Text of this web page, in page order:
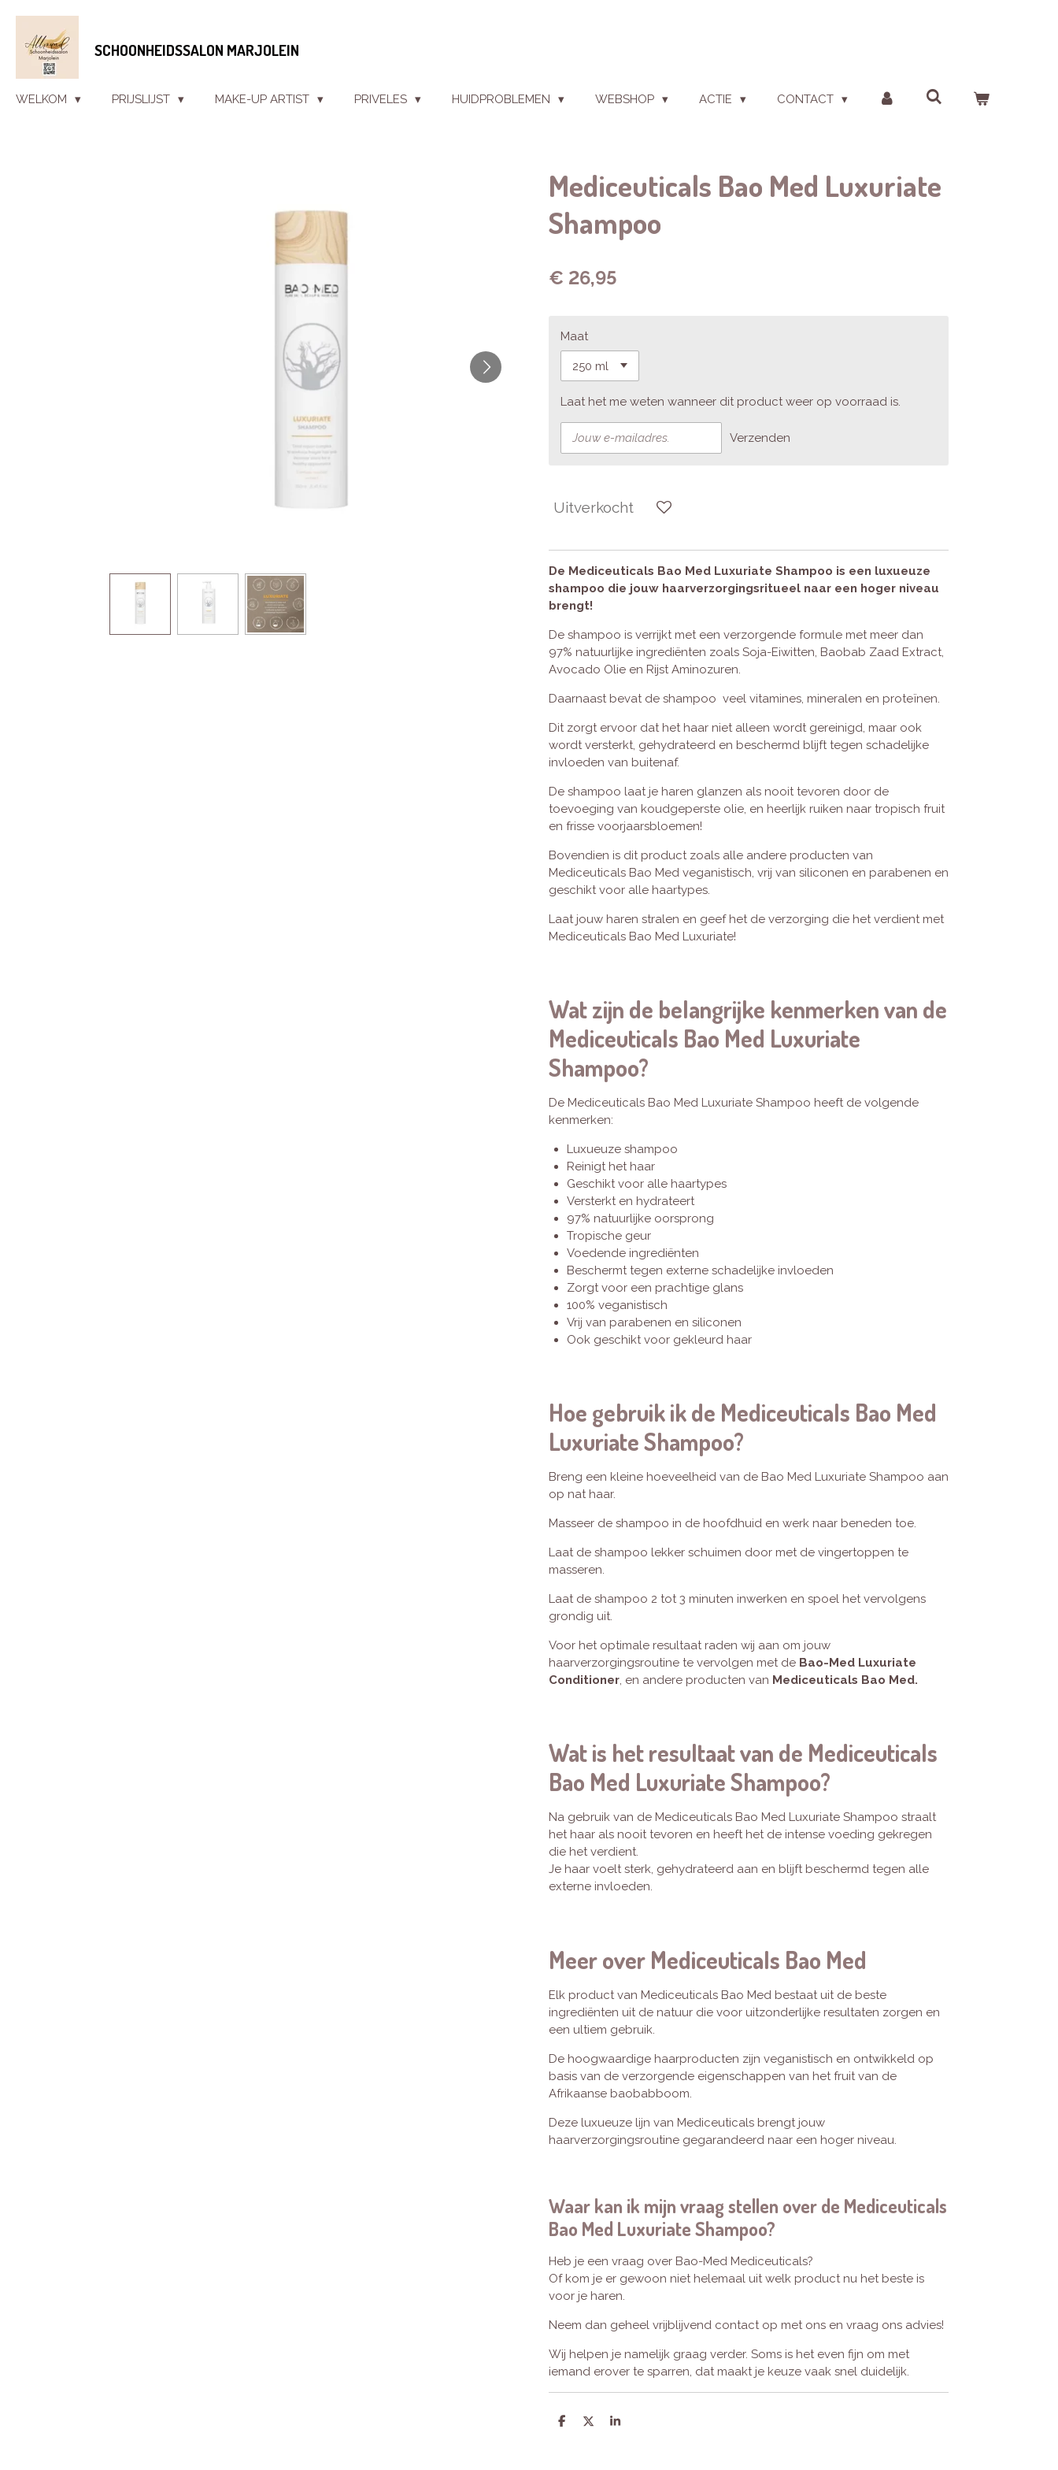
Ga
direct
naar
SCHOONHEIDSSALON MARJOLEIN
WELKOM PRIJSLIJST MAKE-UP ARTIST PRIVELES HUIDPROBLEMEN WEBSHOP ACTIE CONTACT
Mediceuticals Bao Med Luxuriate
Shampoo
€ 26,95
Maat
Laat het me weten wanneer dit product weer op voorraad is.
Verzenden
Uitverkocht
De Mediceuticals Bao Med Luxuriate Shampoo is een luxueuze
shampoo die jouw haarverzorgingsritueel naar een hoger niveau
brengt!
De shampoo is verrijkt met een verzorgende formule met meer dan
97% natuurlijke ingrediënten zoals Soja-Eiwitten, Baobab Zaad Extract,
Avocado Olie en Rijst Aminozuren.
Daarnaast bevat de shampoo veel vitamines, mineralen en proteïnen.
Dit zorgt ervoor dat het haar niet alleen wordt gereinigd, maar ook
wordt versterkt, gehydrateerd en beschermd blijft tegen schadelijke
invloeden van buitenaf.
De shampoo laat je haren glanzen als nooit tevoren door de
toevoeging van koudgeperste olie, en heerlijk ruiken naar tropisch fruit
en frisse voorjaarsbloemen!
Bovendien is dit product zoals alle andere producten van
Mediceuticals Bao Med veganistisch, vrij van siliconen en parabenen en
geschikt voor alle haartypes.
Laat jouw haren stralen en geef het de verzorging die het verdient met
Mediceuticals Bao Med Luxuriate!
Wat zijn de belangrijke kenmerken van de
Mediceuticals Bao Med Luxuriate
Shampoo?
De Mediceuticals Bao Med Luxuriate Shampoo heeft de volgende
kenmerken:
Luxueuze shampoo
Reinigt het haar
Geschikt voor alle haartypes
Versterkt en hydrateert
97% natuurlijke oorsprong
Tropische geur
Voedende ingrediënten
Beschermt tegen externe schadelijke invloeden
Zorgt voor een prachtige glans
100% veganistisch
Vrij van parabenen en siliconen
Ook geschikt voor gekleurd haar
Hoe gebruik ik de Mediceuticals Bao Med
Luxuriate Shampoo?
Breng een kleine hoeveelheid van de Bao Med Luxuriate Shampoo aan
op nat haar.
Masseer de shampoo in de hoofdhuid en werk naar beneden toe.
Laat de shampoo lekker schuimen door met de vingertoppen te
masseren.
Laat de shampoo 2 tot 3 minuten inwerken en spoel het vervolgens
grondig uit.
Voor het optimale resultaat raden wij aan om jouw
haarverzorgingsroutine te vervolgen met de Bao-Med Luxuriate
Conditioner, en andere producten van Mediceuticals Bao Med.
Wat is het resultaat van de Mediceuticals
Bao Med Luxuriate Shampoo?
Na gebruik van de Mediceuticals Bao Med Luxuriate Shampoo straalt
het haar als nooit tevoren en heeft het de intense voeding gekregen
die het verdient.
Je haar voelt sterk, gehydrateerd aan en blijft beschermd tegen alle
externe invloeden.
Meer over Mediceuticals Bao Med
Elk product van Mediceuticals Bao Med bestaat uit de beste
ingrediënten uit de natuur die voor uitzonderlijke resultaten zorgen en
een ultiem gebruik.
De hoogwaardige haarproducten zijn veganistisch en ontwikkeld op
basis van de verzorgende eigenschappen van het fruit van de
Afrikaanse baobabboom.
Deze luxueuze lijn van Mediceuticals brengt jouw
haarverzorgingsroutine gegarandeerd naar een hoger niveau.
Waar kan ik mijn vraag stellen over de Mediceuticals
Bao Med Luxuriate Shampoo?
Heb je een vraag over Bao-Med Mediceuticals?
Of kom je er gewoon niet helemaal uit welk product nu het beste is
voor je haren.
Neem dan geheel vrijblijvend contact op met ons en vraag ons advies!
Wij helpen je namelijk graag verder. Soms is het even fijn om met
iemand erover te sparren, dat maakt je keuze vaak snel duidelijk.
D
D
S